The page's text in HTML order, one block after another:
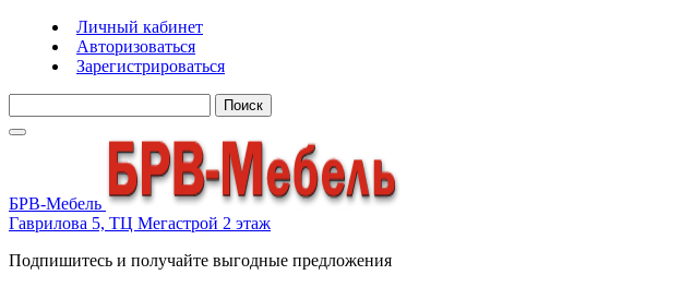
Личный кабинет
Авторизоваться
Зарегистрироваться
Поиск
БРВ-Мебель
Гаврилова 5, ТЦ Мегастрой 2 этаж
Подпишитесь и получайте выгодные предложения